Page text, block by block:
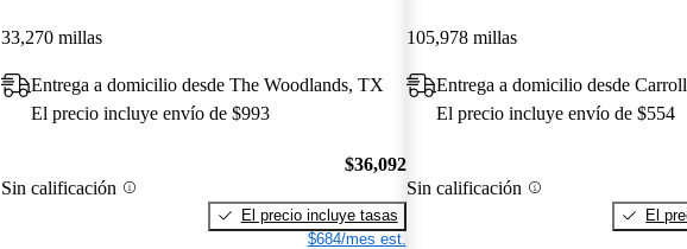
33,270 millas
Entrega a domicilio desde The Woodlands, TX
El precio incluye envío de $993
Sin calificación
$36,092
El precio incluye tasas
$684/mes est.
105,978 millas
Entrega a domicilio desde
El precio incluye envío de $554
Sin calificación
El